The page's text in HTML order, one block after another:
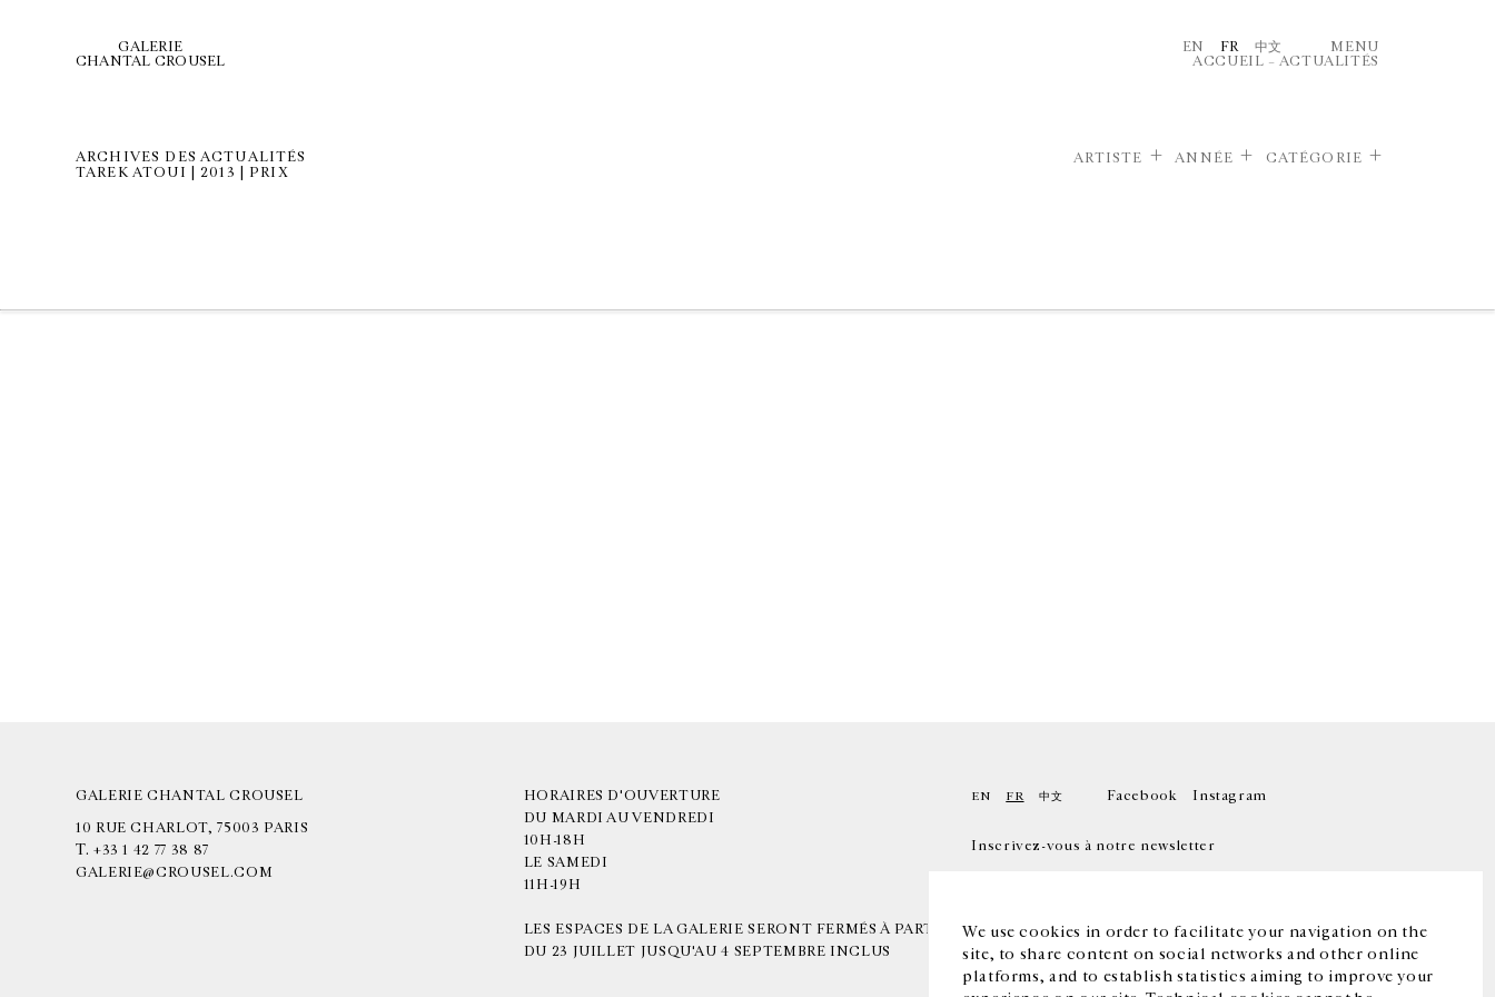
We use cookies in order to facilitate your navigation on the
site, to share content on social networks and other online
platforms, and to establish statistics aiming to improve your
GALERIE
CHANTAL CROUSEL
EN FR 中文
MENU
ACCUEIL – ACTUALITÉS
ARCHIVES DES ACTUALITÉS
TAREK ATOUI | 2013 | PRIX
ARTISTE ANNÉE CATÉGORIE
GALERIE CHANTAL CROUSEL
10 RUE CHARLOT, 75003 PARIS
T. +33 1 42 77 38 87
GALERIE@CROUSEL.COM
HORAIRES D'OUVERTURE
DU MARDI AU VENDREDI
10H-18H
LE SAMEDI
11H-19H
LES ESPACES DE LA GALERIE SERONT FERMÉS À PARTIR
DU 23 JUILLET JUSQU'AU 4 SEPTEMBRE INCLUS
EN FR 中文 Facebook Instagram
Inscrivez-vous à notre newsletter